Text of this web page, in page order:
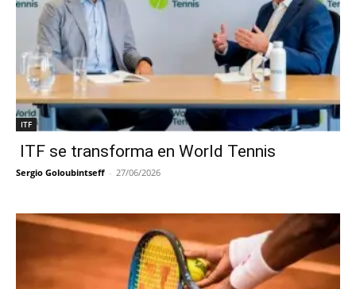
ITF
ITF se transforma en World Tennis
Sergio Goloubintseff - 27/06/2026